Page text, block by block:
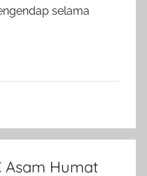
selama
Asam Humat